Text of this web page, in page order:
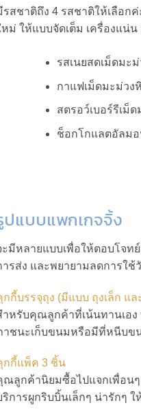
รสชาติถึง 4 รสชาติให้เลือก
หม่ ให้แบบจัดเต็ม เครื่องแน่
รสเนยสดเม็ดมะ
กาแฟเม็ดมะม่วง
สตรอว์เบอร์รีเม็
ช็อกโกแลตอัลม
ปแบบแพกเกจจิ้ง
ะมีหลายแบบเพื่อให้ตอบโจ
ารส่ง และพยายามลดการใช้
กกี้บรรจุถุง (มีแบบ ถุงเล็ก แล
ำหรับคุณลูกค้าที่เน้นทานเอ
าชนะเก็บขนมหรือมีที่หนีบข
กกี้แพ็ค 3 ชิ้น
ณลูกค้านิยมซื้อไปแจกเพื่อนๆ
ริการผูกริบบิ้นเล็กๆ น่ารักๆ ใ